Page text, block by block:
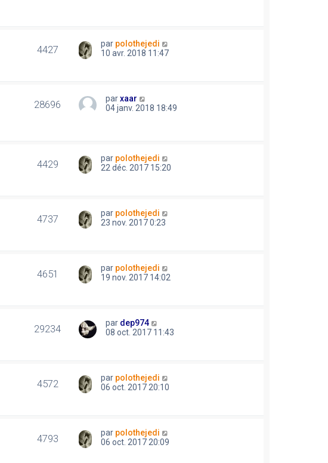
4427 par polothejedi
10 avr. 2018 11:47
28696 parxaar
04 janv. 2018 18:49
4429 par polothejedi
22 déc. 2017 15:20
4737 par polothejedi
23 nov. 2017 0:23
4651 par polothejedi
19 nov. 2017 14:02
29234 par dep974
08 oct. 2017 11:43
4572 par polothejedi
06 oct. 2017 20:10
4793 par polothejedi
06 oct. 2017 20:09